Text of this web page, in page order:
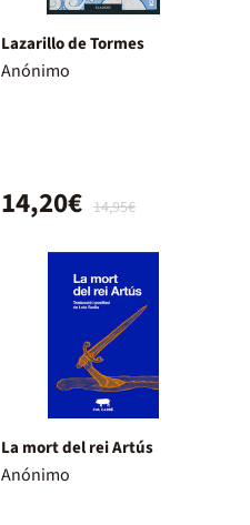
Lazarillo de Tormes
Anónimo
14,95€
14,20€
La mort del rei Artús
Anónimo